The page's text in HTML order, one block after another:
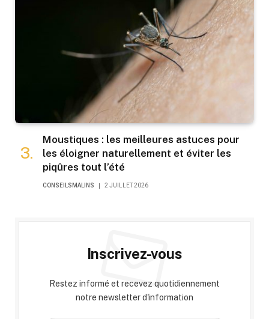
Moustiques : les meilleures astuces pour
les éloigner naturellement et éviter les
piqûres tout l’été
CONSEILSMALINS 2 JUILLET 2026
Inscrivez-vous
Restez informé et recevez quotidiennement
notre newsletter d'information